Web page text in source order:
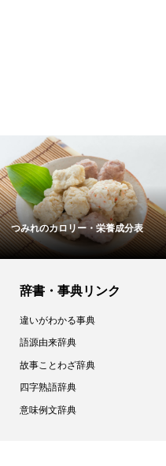
濃口醤油のカロリー・栄養成分表
辞書・事典リンク
違いがわかる事典
語源由来辞典
故事ことわざ辞典
四字熟語辞典
意味例文辞典